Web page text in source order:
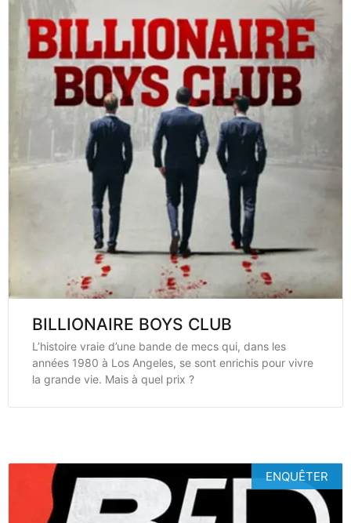
BILLIONAIRE BOYS CLUB
L’histoire vraie d’une bande de mecs qui, dans les
années 1980 à Los Angeles, se sont enrichis pour vivre
la grande vie. Mais à quel prix ?
ENQUÊTER